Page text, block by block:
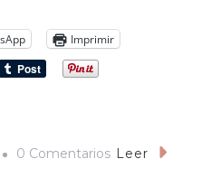
Imprimir
0 ComentariosEnLeer